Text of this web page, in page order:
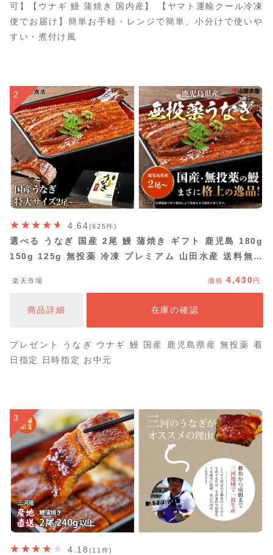
可】【ウナギ 鰻 蒲焼き 国内産】 【ヤマト運輸クール冷凍
便でお届け】簡単お手軽・レンジで簡単、小分けで使いや
すい・煮付け風
2
4.64(625件)
選べる うなぎ 国産 2尾 鰻 蒲焼き ギフト 鹿児島 180g
150g 125g 無投薬 冷凍 プレミアム 山田水産 送料無料
楽天市場 価格 4,430円
商品詳細 在庫の確認
プレゼント うなぎ ウナギ 鰻 国産 鹿児島県産 無投薬 着
日指定 日時指定 お中元
3
4.18 (11件)